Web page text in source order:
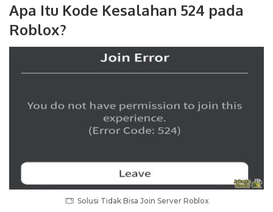
Apa Itu Kode Kesalahan 524 pada
Roblox?
Solusi Tidak Bisa Join Server Roblox